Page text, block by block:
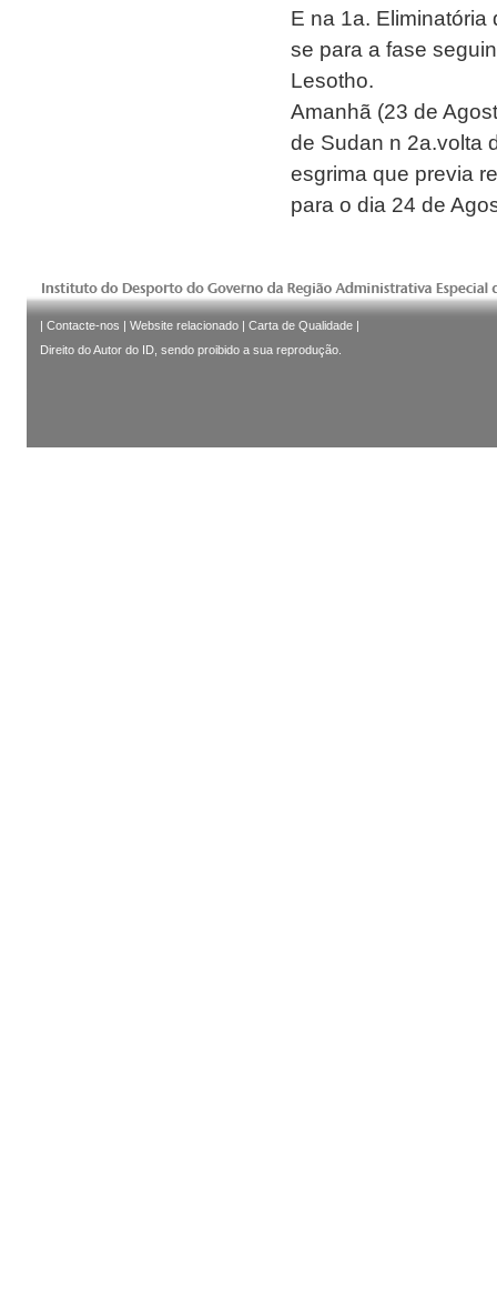
E na 1a.
se para a fase
Lesotho.
Amanhã (23 de
de Sudan n 2a.volta
esgrima que previa
para o dia 24 de
| Contacte-nos | Website relacionado | Carta de Qualidade |
Direito do Autor do ID, sendo proibido a sua reprodução.